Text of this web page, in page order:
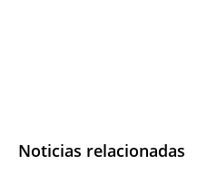
Noticias relacionadas